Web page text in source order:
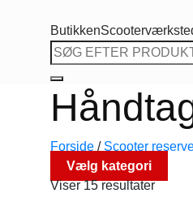
Butikken
Søg
efter:
Forside / Scooter
Vælg kategori
Viser 15 resultater